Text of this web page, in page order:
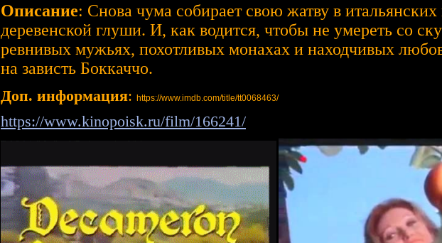
Описание: Снова чума собирает свою жатву в
деревенской глуши. И, как водится, чтобы не умереть со
ревнивых мужьях, похотливых монахах и находчивых
на зависть Боккаччо.
Доп. информация: https://www.imdb.com/title/tt0068463/
https://www.kinopoisk.ru/film/166241/